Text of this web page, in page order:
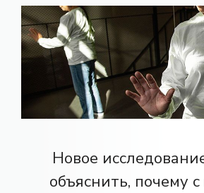
Новое
объяснить, почему